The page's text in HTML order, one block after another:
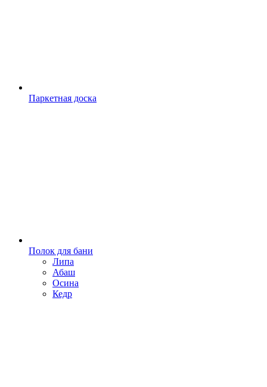
Паркетная доска
Полок для бани
Липа
Абаш
Осина
Кедр